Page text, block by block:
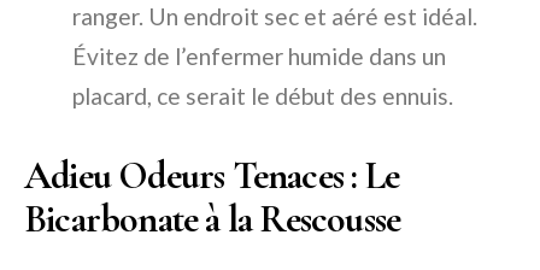
ranger. Un endroit sec et aéré est idéal.
Évitez de l’enfermer humide dans un
placard, ce serait le début des ennuis.
Adieu Odeurs Tenaces : Le
Bicarbonate à la Rescousse